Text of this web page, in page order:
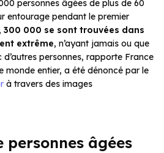
personnes âgées de plus de 60
entourage pendant le premier
300 000 se sont trouvées dans
extrême, n’ayant jamais ou que
personnes, rapporte France
monde entier, a été dénoncé par le
à travers des images
personnes âgées